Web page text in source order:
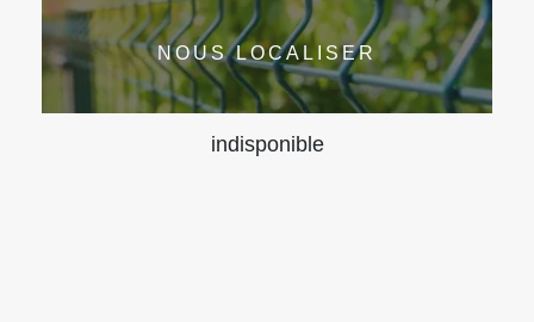
NOUS LOCALISER
indisponible